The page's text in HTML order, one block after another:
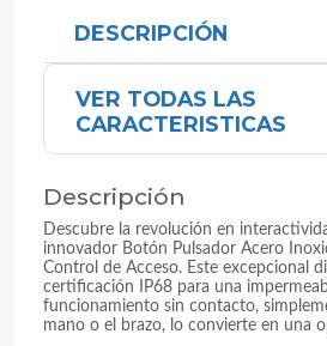
DESCRIPCIÓN
VER TODAS LAS
CARACTERISTICAS
Descripción
Descubre la revolución en
innovador Botón Pulsador Acero
Control de Acceso. Este excepcional
certificación IP68 para una
funcionamiento sin contacto,
mano o el brazo, lo convierte en una